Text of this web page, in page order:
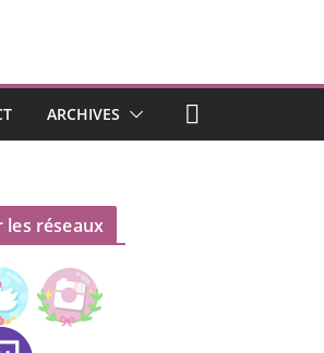
ARCHIVES
les réseaux